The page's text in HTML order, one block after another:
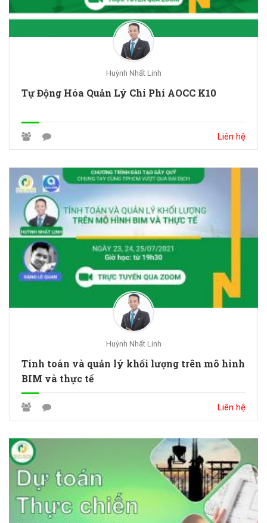
Huỳnh Nhất Linh
Tự Động Hóa Quản Lý Chi Phí AOCC K10
Liên hệ
Huỳnh Nhất Linh
Tính toán và quản lý khối lượng trên mô hình
BIM và thực tế
Liên hệ